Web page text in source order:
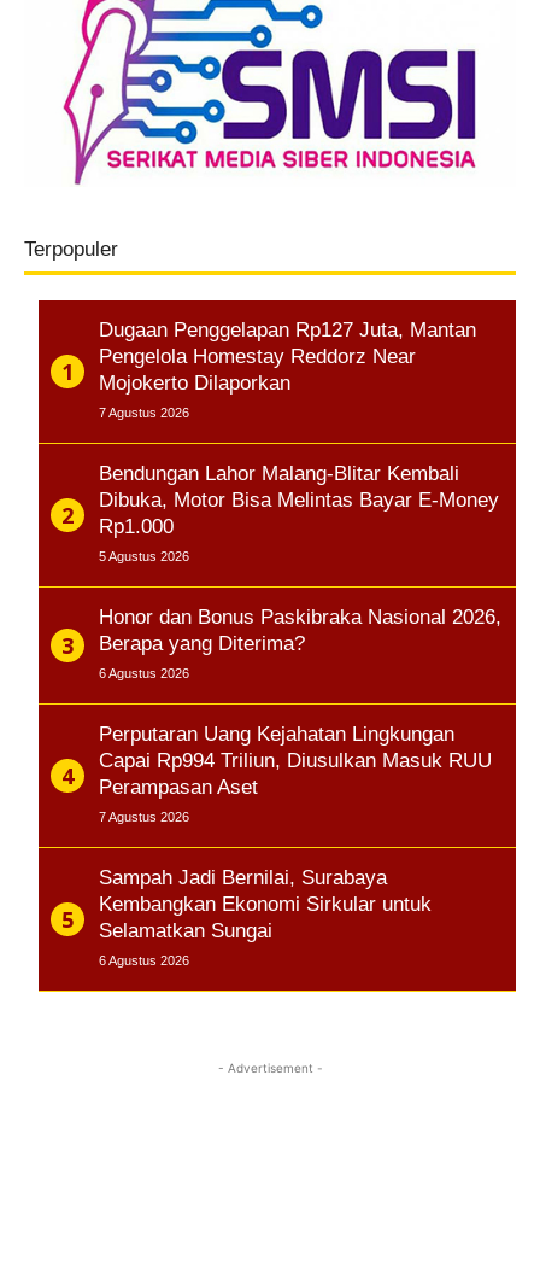
Terpopuler
Dugaan Penggelapan Rp127 Juta, Mantan
Pengelola Homestay Reddorz Near
Mojokerto Dilaporkan
7 Agustus 2026
Bendungan Lahor Malang-Blitar Kembali
Dibuka, Motor Bisa Melintas Bayar E-Money
Rp1.000
5 Agustus 2026
Honor dan Bonus Paskibraka Nasional 2026,
Berapa yang Diterima?
6 Agustus 2026
Perputaran Uang Kejahatan Lingkungan
Capai Rp994 Triliun, Diusulkan Masuk RUU
Perampasan Aset
7 Agustus 2026
Sampah Jadi Bernilai, Surabaya
Kembangkan Ekonomi Sirkular untuk
Selamatkan Sungai
6 Agustus 2026
- Advertisement -